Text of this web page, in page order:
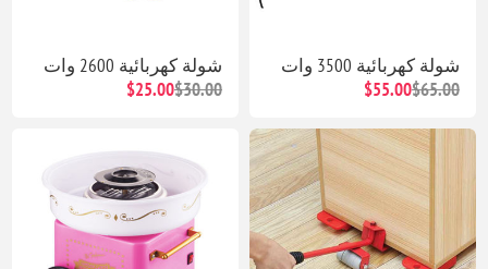
شولة كهربائية 3500 وات
$65.00
$55.00
شولة كهربائية 2600 وات
$30.00
$25.00